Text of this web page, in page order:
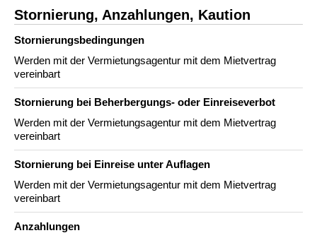
Stornierung, Anzahlungen, Kaution
Stornierungs­bedingungen
Werden mit der Vermietungsagentur mit dem Mietvertrag
vereinbart
Stornierung bei Beherbergungs- oder Einreiseverbot
Werden mit der Vermietungsagentur mit dem Mietvertrag
vereinbart
Stornierung bei Einreise unter Auflagen
Werden mit der Vermietungsagentur mit dem Mietvertrag
vereinbart
Anzahlungen